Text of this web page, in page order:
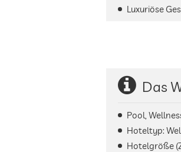
Luxuriöse
Das
Pool,
Hoteltyp:
Hotelgröße